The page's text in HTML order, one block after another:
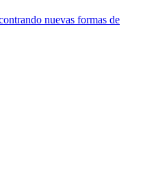
nuevas formas de